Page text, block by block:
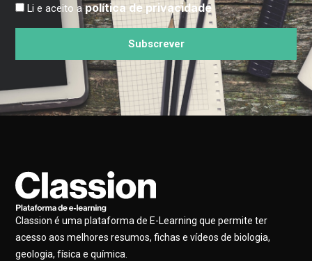
Li e aceito apolítica de privacidade
Subscrever
Classion é uma plataforma de E-Learning que permite ter
acesso aos melhores resumos, fichas e vídeos de biologia,
geologia, física e química.